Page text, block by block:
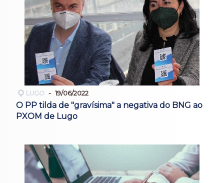
LUGO 19/06/2022
O PP tilda de "gravísima" a negativa do BNG ao
PXOM de Lugo